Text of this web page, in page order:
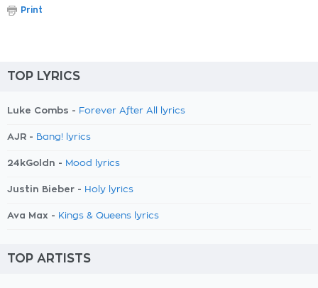
Print
TOP LYRICS
Luke Combs - Forever After All lyrics
AJR - Bang! lyrics
24kGoldn - Mood lyrics
Justin Bieber - Holy lyrics
Ava Max - Kings & Queens lyrics
TOP ARTISTS